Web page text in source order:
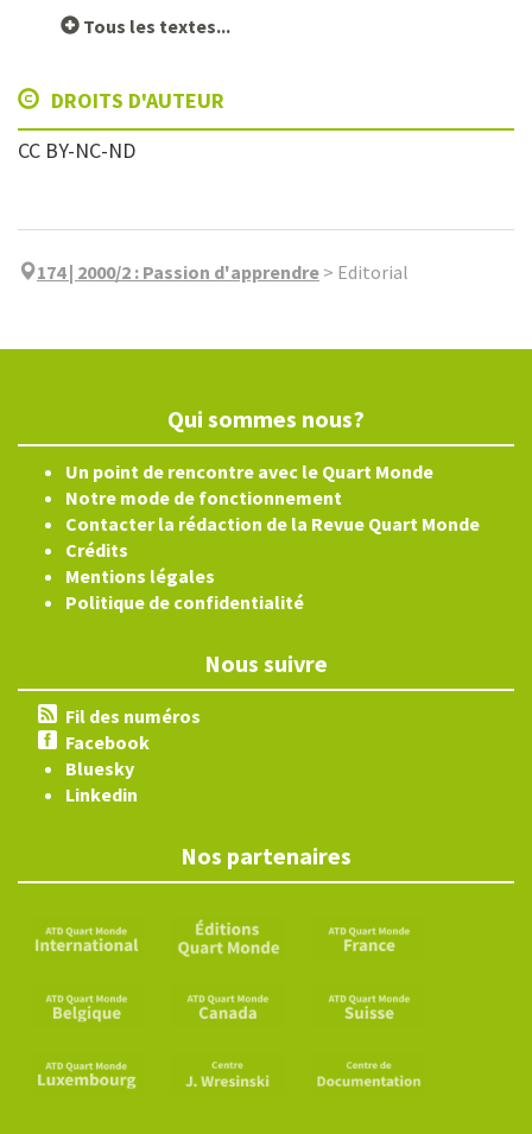
Tous les textes...
DROITS D'AUTEUR
CC BY-NC-ND
174 | 2000/2 : Passion d'apprendre > Editorial
Qui sommes nous?
Un point de rencontre avec le Quart Monde
Notre mode de fonctionnement
Contacter la rédaction de la Revue Quart Monde
Crédits
Mentions légales
Politique de confidentialité
Nous suivre
Fil des numéros
Facebook
Bluesky
Linkedin
Nos partenaires